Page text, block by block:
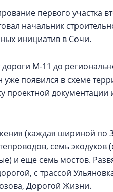
первого участка
начальник
инициатив в Сочи.
М-11 до
уже появился в схеме
проектной
(каждая шириной по
семь
и еще семь мостов.
с трассой
Дорогой Жизни.